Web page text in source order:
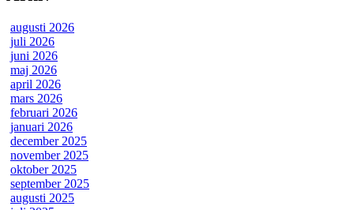
augusti 2026
juli 2026
juni 2026
maj 2026
april 2026
mars 2026
februari 2026
januari 2026
december 2025
november 2025
oktober 2025
september 2025
augusti 2025